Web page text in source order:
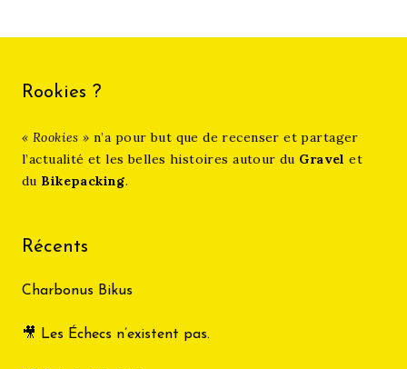
Rookies ?
« Rookies »n’a pour but que de recenser et partager
l’actualité et les belles histoires autour du Gravel et
du Bikepacking.
Récents
Charbonus Bikus
🎥 Les Échecs n’existent pas.